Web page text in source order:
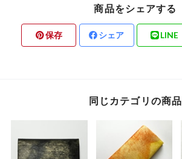
商品をシェアする
保存 シェア LINE
同じカテゴリの商品